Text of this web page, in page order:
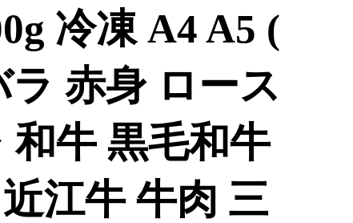
冷凍 A4 A5 (
赤身 ロース
牛 黒毛和牛
江牛 牛肉 三